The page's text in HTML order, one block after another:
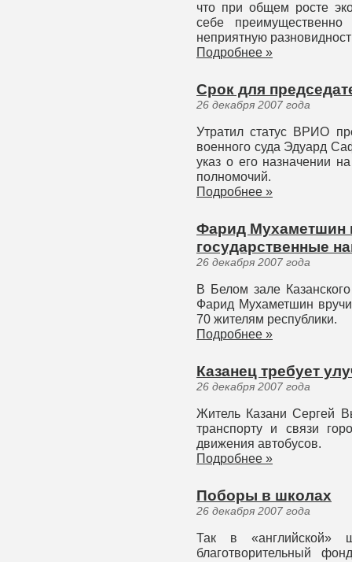
что при общем росте
себе
неприятную
Подробнее »
Срок для
26 декабря 2007 года
Утратил статус ВРИО
военного суда Эдуард
указ о его назначении
полномочий.
Подробнее »
Фарид Мухаметшин
государственные
26 декабря 2007 года
В Белом зале
Фарид Мухаметшин
70 жителям республики.
Подробнее »
Казанец требует
26 декабря 2007 года
Житель Казани Сергей
транспорту и связи
движения автобусов.
Подробнее »
Поборы в школах
26 декабря 2007 года
Так в «английской»
благотворительный